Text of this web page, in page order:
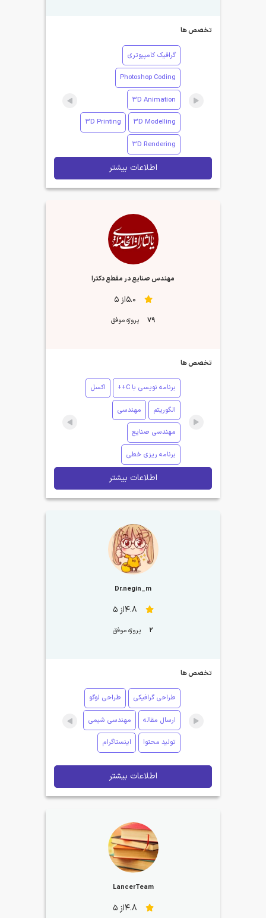
تخصص ها
گرافیک کامپیوتری
Photoshop Coding
3D Animation
3D Modelling
3D Printing
3D Rendering
اطلاعات بیشتر
مهندس صنایع در مقطع دکترا
5.0از 5
79 پروژه موفق
تخصص ها
برنامه نویسی با C++ اکسل
الگوریتم مهندسی
مهندسی صنایع
برنامه ریزی خطی
اطلاعات بیشتر
Dr.negin_m
4.8از 5
2 پروژه موفق
تخصص ها
طراحی گرافیکی طراحی لوگو
ارسال مقاله مهندسی شیمی
تولید محتوا اینستاگرام
اطلاعات بیشتر
LancerTeam
4.8از 5